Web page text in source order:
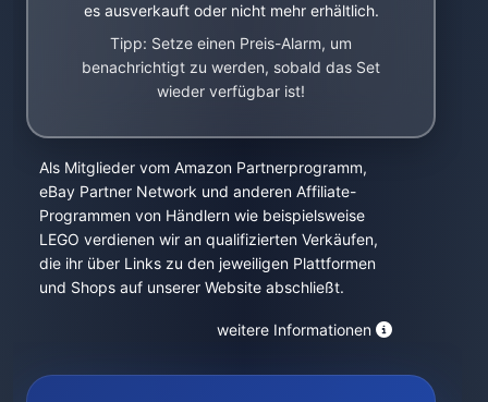
es ausverkauft oder nicht mehr erhältlich.
Tipp: Setze einen Preis-Alarm, um
benachrichtigt zu werden, sobald das Set
wieder verfügbar ist!
Als Mitglieder vom Amazon Partnerprogramm,
eBay Partner Network und anderen Affiliate-
Programmen von Händlern wie beispielsweise
LEGO verdienen wir an qualifizierten Verkäufen,
die ihr über Links zu den jeweiligen Plattformen
und Shops auf unserer Website abschließt.
weitere Informationen